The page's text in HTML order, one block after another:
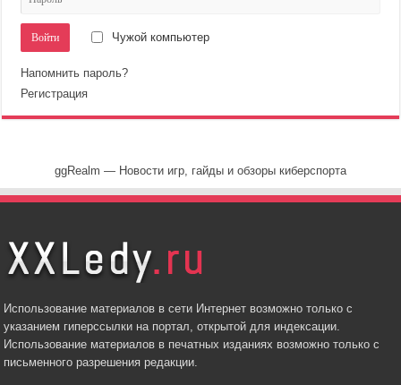
Чужой компьютер
Напомнить пароль?
Регистрация
ggRealm — Новости игр, гайды и обзоры киберспорта
Использование материалов в сети Интернет возможно только с
указанием гиперссылки на портал, открытой для индексации.
Использование материалов в печатных изданиях возможно только с
письменного разрешения редакции.